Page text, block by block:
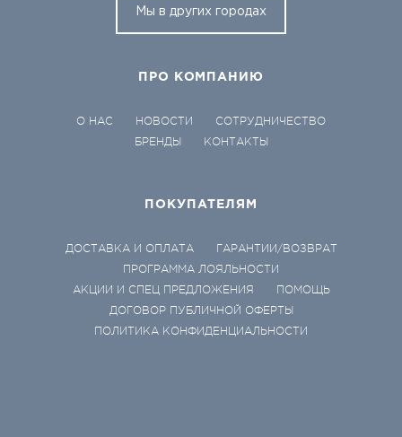
Мы в других городах
ПРО КОМПАНИЮ
О НАС НОВОСТИ
СОТРУДНИЧЕСТВО
БРЕНДЫ
КОНТАКТЫ
ПОКУПАТЕЛЯМ
ДОСТАВКА И ОПЛАТА
ГАРАНТИИ/ВОЗВРАТ
ПРОГРАММА ЛОЯЛЬНОСТИ
АКЦИИ И СПЕЦ ПРЕДЛОЖЕНИЯ
ПОМОЩЬ
ДОГОВОР ПУБЛИЧНОЙ ОФЕРТЫ
ПОЛИТИКА КОНФИДЕНЦИАЛЬНОСТИ